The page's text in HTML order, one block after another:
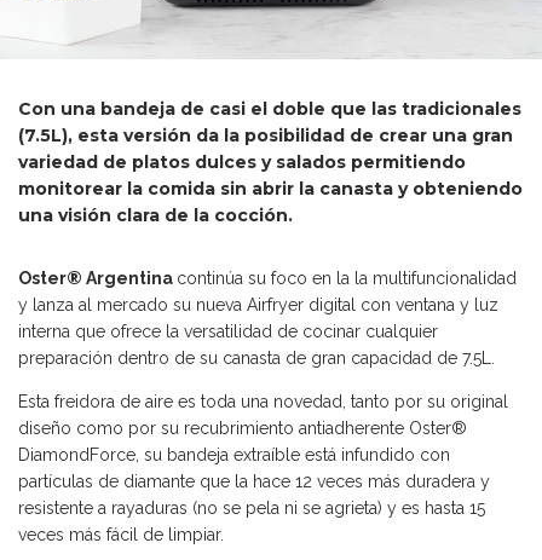
Con una bandeja de casi el doble que las tradicionales
(7.5L), esta versión da la posibilidad de crear una gran
variedad de platos dulces y salados permitiendo
monitorear la comida sin abrir la canasta y obteniendo
una visión clara de la cocción.
Oster® Argentina continúa su foco en la la multifuncionalidad
y lanza al mercado su nueva Airfryer digital con ventana y luz
interna que ofrece la versatilidad de cocinar cualquier
preparación dentro de su canasta de gran capacidad de 7.5L.
Esta freidora de aire es toda una novedad, tanto por su original
diseño como por su recubrimiento antiadherente Oster®
DiamondForce, su bandeja extraíble está infundido con
partículas de diamante que la hace 12 veces más duradera y
resistente a rayaduras (no se pela ni se agrieta) y es hasta 15
veces más fácil de limpiar.